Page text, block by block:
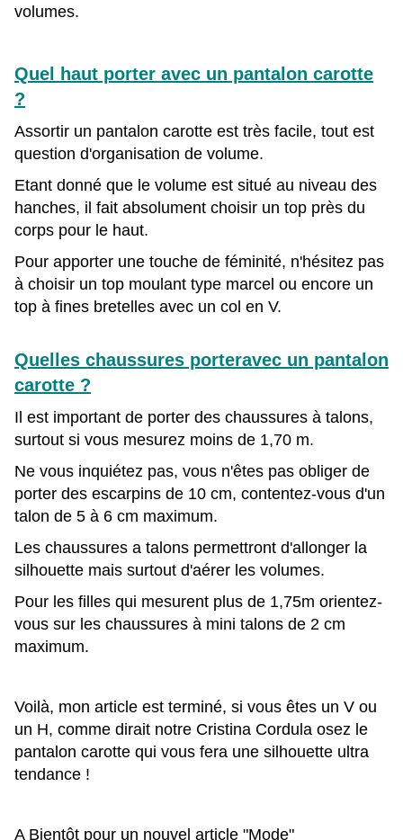
volumes.
Quel haut porter avec un pantalon carotte
?
Assortir un pantalon carotte est très facile, tout est
question d'organisation de volume.
Etant donné que le volume est situé au niveau des
hanches, il fait absolument choisir un top près du
corps pour le haut.
Pour apporter une touche de féminité, n'hésitez pas
à choisir un top moulant type marcel ou encore un
top à fines bretelles avec un col en V.
Quelles chaussures porteravec un pantalon
carotte ?
Il est important de porter des chaussures à talons,
surtout si vous mesurez moins de 1,70 m.
Ne vous inquiétez pas, vous n'êtes pas obliger de
porter des escarpins de 10 cm, contentez-vous d'un
talon de 5 à 6 cm maximum.
Les chaussures a talons permettront d'allonger la
silhouette mais surtout d'aérer les volumes.
Pour les filles qui mesurent plus de 1,75m orientez-
vous sur les chaussures à mini talons de 2 cm
maximum.
Voilà, mon article est terminé, si vous êtes un V ou
un H, comme dirait notre Cristina Cordula osez le
pantalon carotte qui vous fera une silhouette ultra
tendance !
A Bientôt pour un nouvel article "Mode"